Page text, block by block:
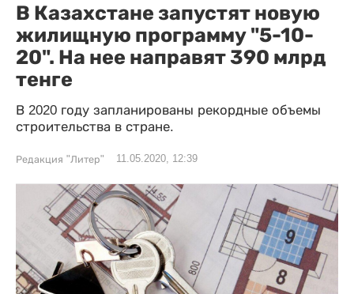
В Казахстане запустят новую
жилищную программу "5-10-
20". На нее направят 390 млрд
тенге
В 2020 году запланированы рекордные объемы
строительства в стране.
Редакция "Литер" 11.05.2020, 12:39